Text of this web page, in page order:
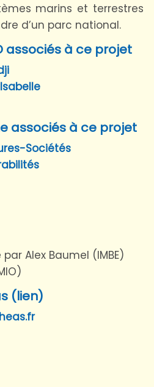
marins et terrestres
d’un parc national.
associés à ce projet
associés à ce projet
Sociétés
par Alex Baumel (IMBE)
(lien)